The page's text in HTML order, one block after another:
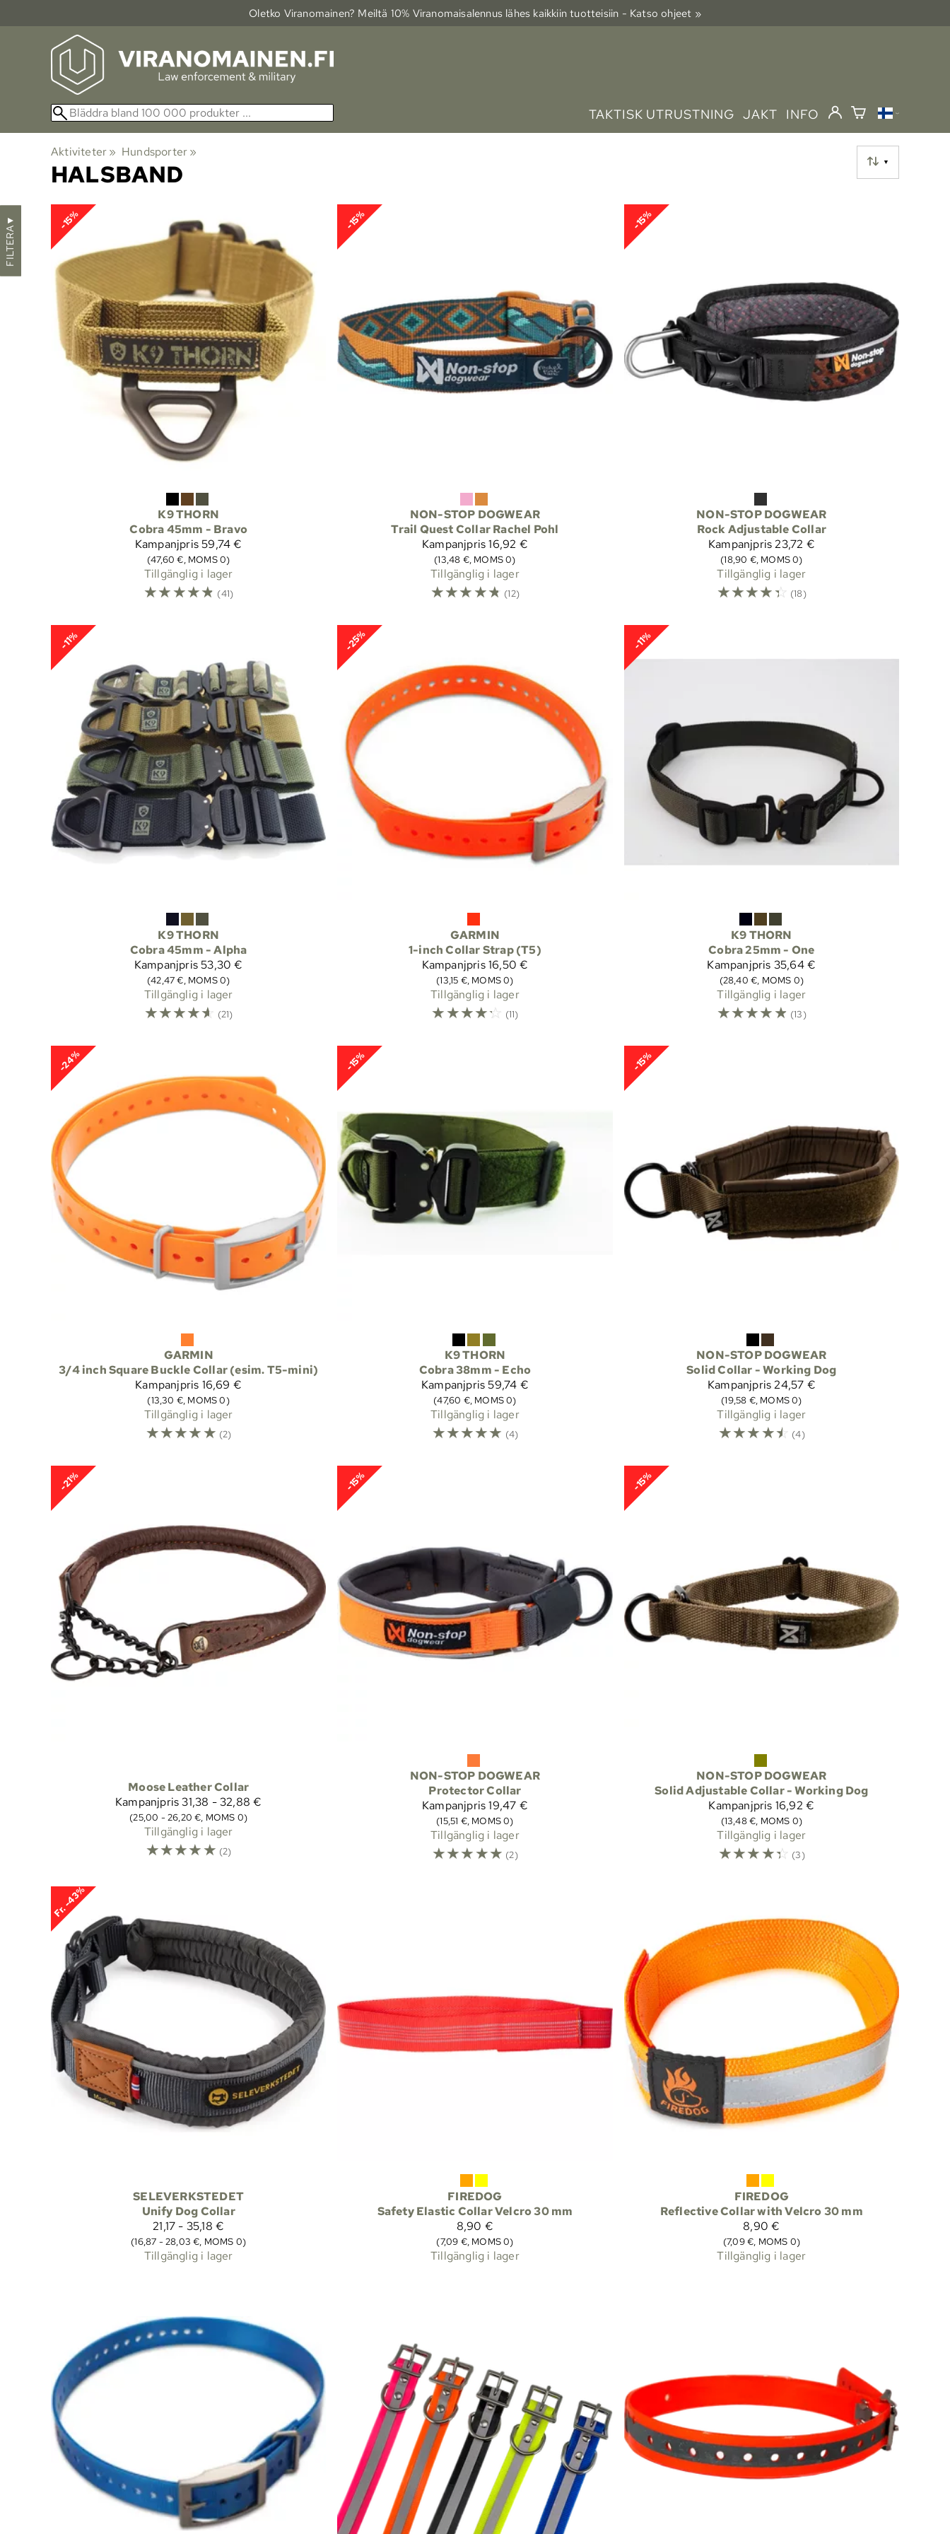
Oletko Viranomainen? Meiltä 10% Viranomais­alennus lähes kaikkiin tuotteisiin - Katso ohjeet »
TAKTISK UTRUSTNING JAKT INFO
Aktiviteter‪» Hundsporter‪»
▼
HALSBAND
FILTERA
▼ -15%
K9 THORN
Cobra 45mm - Bravo
Kampanjpris59,74 €
(47,60 €, MOMS 0)
Tillgänglig i lager
☆☆☆☆☆ (41)
-15%
NON-STOP DOGWEAR
Trail Quest Collar Rachel Pohl
Kampanjpris16,92 €
(13,48 €, MOMS 0)
Tillgänglig i lager
☆☆☆☆☆ (12)
-15%
NON-STOP DOGWEAR
Rock Adjustable Collar
Kampanjpris23,72 €
(18,90 €, MOMS 0)
Tillgänglig i lager
☆☆☆☆☆ (18)
-11%
K9 THORN
Cobra 45mm - Alpha
Kampanjpris53,30 €
(42,47 €, MOMS 0)
Tillgänglig i lager
☆☆☆☆☆ (21)
-25%
GARMIN
1-inch Collar Strap (T5)
Kampanjpris16,50 €
(13,15 €, MOMS 0)
Tillgänglig i lager
☆☆☆☆☆ (11)
-11%
K9 THORN
Cobra 25mm - One
Kampanjpris 35,64 €
(28,40 €, MOMS 0)
Tillgänglig i lager
☆☆☆☆☆ (13)
-24%
GARMIN
3/4 inch Square Buckle Collar (esim. T5-mini)
Kampanjpris 16,69 €
(13,30 €, MOMS 0)
Tillgänglig i lager
☆☆☆☆☆ (2)
-15%
K9 THORN
Cobra 38mm - Echo
Kampanjpris59,74 €
(47,60 €, MOMS 0)
Tillgänglig i lager
☆☆☆☆☆ (4)
-15%
NON-STOP DOGWEAR
Solid Collar - Working Dog
Kampanjpris24,57 €
(19,58 €, MOMS 0)
Tillgänglig i lager
☆☆☆☆☆ (4)
-21%
Moose Leather Collar
Kampanjpris31,38 - 32,88 €
(25,00 - 26,20 €, MOMS 0)
Tillgänglig i lager
☆☆☆☆☆ (2)
-15%
NON-STOP DOGWEAR
Protector Collar
Kampanjpris19,47 €
(15,51 €, MOMS 0)
Tillgänglig i lager
☆☆☆☆☆ (2)
-15%
NON-STOP DOGWEAR
Solid Adjustable Collar - Working Dog
Kampanjpris 16,92 €
(13,48 €, MOMS 0)
Tillgänglig i lager
☆☆☆☆☆ (3)
Fr. -43%
SELEVERKSTEDET
Unify Dog Collar
21,17 - 35,18 €
(16,87 - 28,03 €, MOMS 0)
Tillgänglig i lager
FIREDOG
Safety Elastic Collar Velcro 30 mm
8,90 €
(7,09 €, MOMS 0)
Tillgänglig i lager
FIREDOG
Reflective Collar with Velcro 30 mm
8,90 €
(7,09 €, MOMS 0)
Tillgänglig i lager